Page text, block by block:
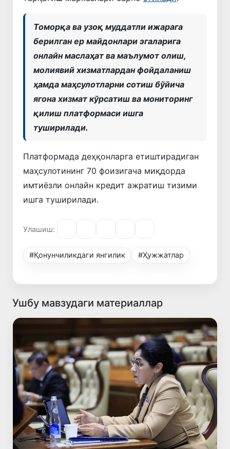
Томорқа ва узоқ муддатли ижарага
берилган ер майдонлари эгаларига
онлайн маслаҳат ва маълумот олиш,
молиявий хизматлардан фойдаланиш
ҳамда маҳсулотларни сотиш бўйича
ягона хизмат кўрсатиш ва мониторинг
қилиш платформаси ишга
туширилади.
Платформада деҳқонларга етиштирадиган
маҳсулотининг 70 фоизигача миқдорда
имтиёзли онлайн кредит ажратиш тизими
ишга туширилади.
Улашиш:
#Қонунчиликдаги янгилик #Ҳужжатлар
Ушбу мавзудаги материаллар